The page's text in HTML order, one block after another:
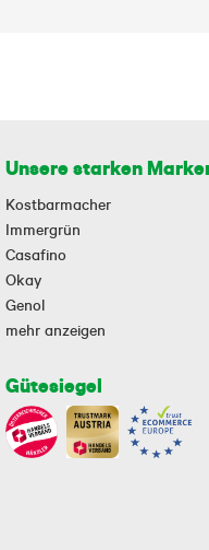
Unsere starken
Kostbarmacher
Immergrün
Casafino
Okay
Genol
mehr anzeigen
Gütesiegel